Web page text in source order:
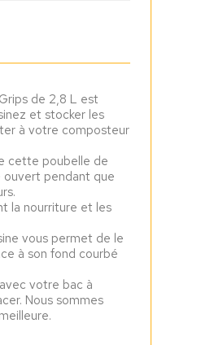
de 2,8 L est
et stocker les
à votre composteur
cette poubelle de
ouvert pendant que
la nourriture et les
vous permet de le
à son fond courbé
votre bac à
Nous sommes